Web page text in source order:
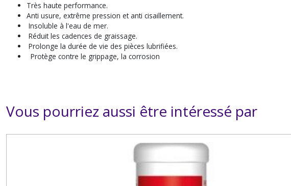
Très haute performance.
Anti usure, extrême pression et anti cisaillement.
Insoluble à l'eau de mer.
Réduit les cadences de graissage.
Prolonge la durée de vie des pièces lubrifiées.
Protège contre le grippage, la corrosion
Vous pourriez aussi être intéressé par